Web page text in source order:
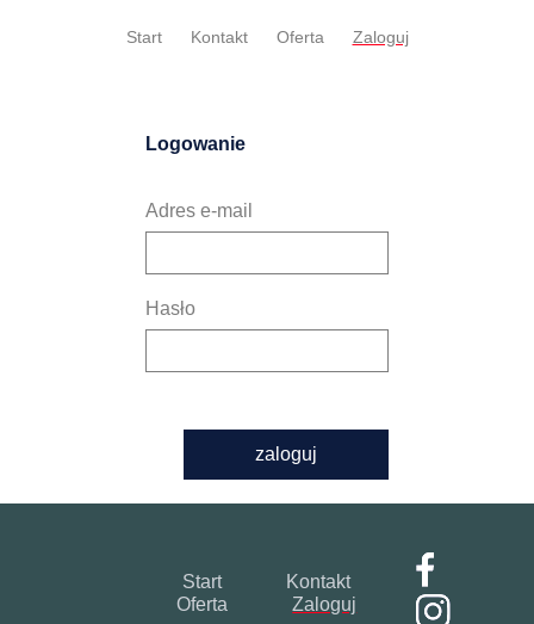
Start Kontakt Oferta Zaloguj
Logowanie
Adres e-mail
Hasło
zaloguj
Start
Kontakt
Oferta
Zaloguj